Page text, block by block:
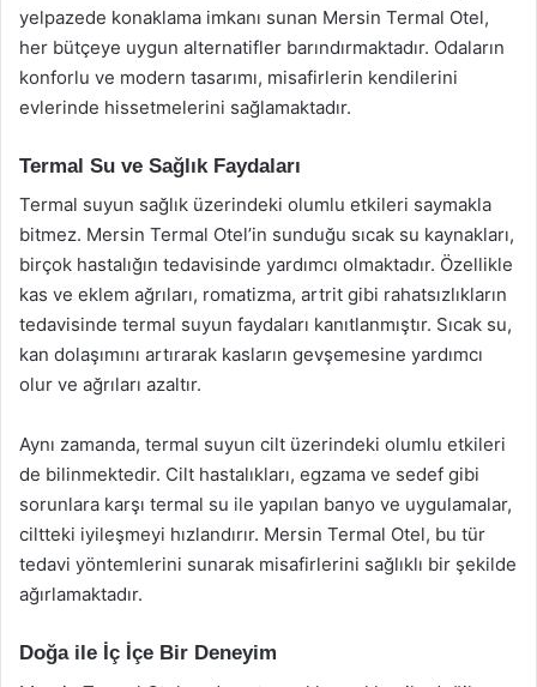
yelpazede konaklama imkanı sunan Mersin Termal Otel,
her bütçeye uygun alternatifler barındırmaktadır. Odaların
konforlu ve modern tasarımı, misafirlerin kendilerini
evlerinde hissetmelerini sağlamaktadır.
Termal Su ve Sağlık Faydaları
Termal suyun sağlık üzerindeki olumlu etkileri saymakla
bitmez. Mersin Termal Otel’in sunduğu sıcak su kaynakları,
birçok hastalığın tedavisinde yardımcı olmaktadır. Özellikle
kas ve eklem ağrıları, romatizma, artrit gibi rahatsızlıkların
tedavisinde termal suyun faydaları kanıtlanmıştır. Sıcak su,
kan dolaşımını artırarak kasların gevşemesine yardımcı
olur ve ağrıları azaltır.
Aynı zamanda, termal suyun cilt üzerindeki olumlu etkileri
de bilinmektedir. Cilt hastalıkları, egzama ve sedef gibi
sorunlara karşı termal su ile yapılan banyo ve uygulamalar,
ciltteki iyileşmeyi hızlandırır. Mersin Termal Otel, bu tür
tedavi yöntemlerini sunarak misafirlerini sağlıklı bir şekilde
ağırlamaktadır.
Doğa ile İç İçe Bir Deneyim